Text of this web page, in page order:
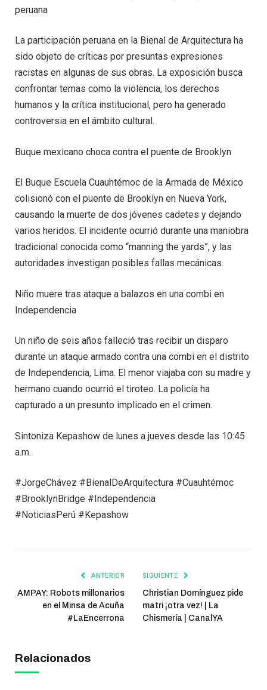
peruana
La participación peruana en la Bienal de Arquitectura ha
sido objeto de críticas por presuntas expresiones
racistas en algunas de sus obras. La exposición busca
confrontar temas como la violencia, los derechos
humanos y la crítica institucional, pero ha generado
controversia en el ámbito cultural.
Buque mexicano choca contra el puente de Brooklyn
El Buque Escuela Cuauhtémoc de la Armada de México
colisionó con el puente de Brooklyn en Nueva York,
causando la muerte de dos jóvenes cadetes y dejando
varios heridos. El incidente ocurrió durante una maniobra
tradicional conocida como “manning the yards”, y las
autoridades investigan posibles fallas mecánicas.
Niño muere tras ataque a balazos en una combi en
Independencia
Un niño de seis años falleció tras recibir un disparo
durante un ataque armado contra una combi en el distrito
de Independencia, Lima. El menor viajaba con su madre y
hermano cuando ocurrió el tiroteo. La policía ha
capturado a un presunto implicado en el crimen.
Sintoniza Kepashow de lunes a jueves desde las 10:45
a.m.
#JorgeChávez #BienalDeArquitectura #Cuauhtémoc
#BrooklynBridge #Independencia
#NoticiasPerú #Kepashow
ANTERIOR
AMPAY: Robots millonarios
en el Minsa de Acuña
#LaEncerrona
SIGUIENTE
Christian Domínguez pide
matri ¡otra vez! | La
Chismería | CanalYA
Relacionados